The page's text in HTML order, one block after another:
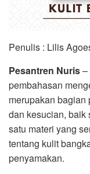
Penulis : Lilis
Pesantren Nuris–
pembahasan
merupakan
dan kesucian, baik
satu materi yang
tentang kulit
penyamakan.